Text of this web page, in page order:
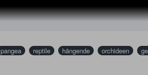
pangea reptile hängende orchideen